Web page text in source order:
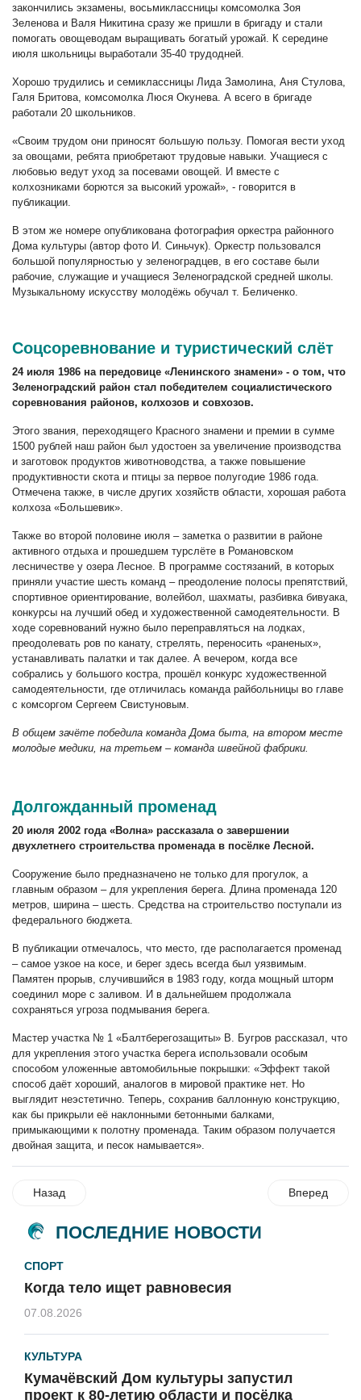
закончились экзамены, восьмиклассницы комсомолка Зоя
Зеленова и Валя Никитина сразу же пришли в бригаду и стали
помогать овощеводам выращивать богатый урожай. К середине
июля школьницы выработали 35-40 трудодней.
Хорошо трудились и семиклассницы Лида Замолина, Аня Стулова,
Галя Бритова, комсомолка Люся Окунева. А всего в бригаде
работали 20 школьников.
«Своим трудом они приносят большую пользу. Помогая вести уход
за овощами, ребята приобретают трудовые навыки. Учащиеся с
любовью ведут уход за посевами овощей. И вместе с
колхозниками борются за высокий урожай», - говорится в
публикации.
В этом же номере опубликована фотография оркестра районного
Дома культуры (автор фото И. Синьчук). Оркестр пользовался
большой популярностью у зеленоградцев, в его составе были
рабочие, служащие и учащиеся Зеленоградской средней школы.
Музыкальному искусству молодёжь обучал т. Беличенко.
Соцсоревнование и туристический слёт
24 июля 1986 на передовице «Ленинского знамени» - о том, что
Зеленоградский район стал победителем социалистического
соревнования районов, колхозов и совхозов.
Этого звания, переходящего Красного знамени и премии в сумме
1500 рублей наш район был удостоен за увеличение производства
и заготовок продуктов животноводства, а также повышение
продуктивности скота и птицы за первое полугодие 1986 года.
Отмечена также, в числе других хозяйств области, хорошая работа
колхоза «Большевик».
Также во второй половине июля – заметка о развитии в районе
активного отдыха и прошедшем турслёте в Романовском
лесничестве у озера Лесное. В программе состязаний, в которых
приняли участие шесть команд – преодоление полосы препятствий,
спортивное ориентирование, волейбол, шахматы, разбивка бивуака,
конкурсы на лучший обед и художественной самодеятельности. В
ходе соревнований нужно было переправляться на лодках,
преодолевать ров по канату, стрелять, переносить «раненых»,
устанавливать палатки и так далее. А вечером, когда все
собрались у большого костра, прошёл конкурс художественной
самодеятельности, где отличилась команда райбольницы во главе
с комсоргом Сергеем Свистуновым.
В общем зачёте победила команда Дома быта, на втором месте
молодые медики, на третьем – команда швейной фабрики.
Долгожданный променад
20 июля 2002 года «Волна» рассказала о завершении
двухлетнего строительства променада в посёлке Лесной.
Сооружение было предназначено не только для прогулок, а
главным образом – для укрепления берега. Длина променада 120
метров, ширина – шесть. Средства на строительство поступали из
федерального бюджета.
В публикации отмечалось, что место, где располагается променад
– самое узкое на косе, и берег здесь всегда был уязвимым.
Памятен прорыв, случившийся в 1983 году, когда мощный шторм
соединил море с заливом. И в дальнейшем продолжала
сохраняться угроза подмывания берега.
Мастер участка № 1 «Балтберегозащиты» В. Бугров рассказал, что
для укрепления этого участка берега использовали особым
способом уложенные автомобильные покрышки: «Эффект такой
способ даёт хороший, аналогов в мировой практике нет. Но
выглядит неэстетично. Теперь, сохранив баллонную конструкцию,
как бы прикрыли её наклонными бетонными балками,
примыкающими к полотну променада. Таким образом получается
двойная защита, и песок намывается».
Назад Вперед
ПОСЛЕДНИЕ НОВОСТИ
СПОРТ
Когда тело ищет равновесия
07.08.2026
КУЛЬТУРА
Кумачёвский Дом культуры запустил
проект к 80-летию области и посёлка